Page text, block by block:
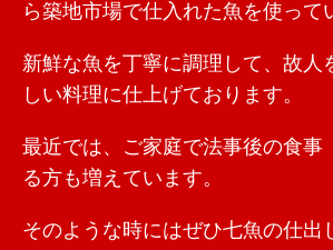
ら築地市場で仕入れた魚を使って
新鮮な魚を丁寧に調理して、故人
しい料理に仕上げております。
最近では、ご家庭で法事後の食事
る方も増えています。
そのような時にはぜひ七魚の仕出